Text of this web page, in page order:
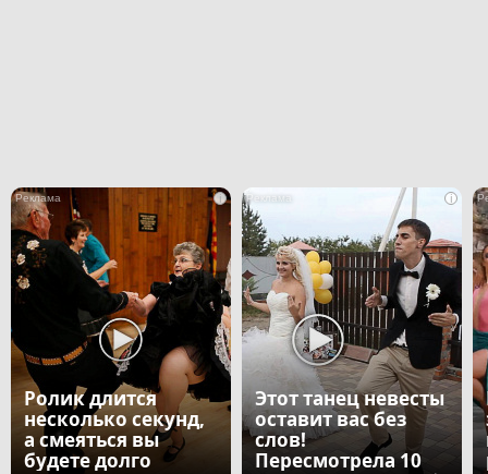
i
Ролик длится
несколько секунд,
а смеяться вы
будете долго
i
Этот танец невесты
оставит вас без
слов!
Пересмотрела 10